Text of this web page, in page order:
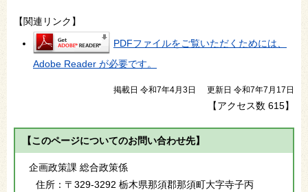
【関連リンク】
PDFファイルをご覧いただくためには、
Adobe Reader が必要です。
掲載日 令和7年4月3日 更新日 令和7年7月17日
【アクセス数 615】
【このページについてのお問い合わせ先】
企画政策課 総合政策係
住所： 〒329-3292 栃木県那須郡那須町大字寺子丙